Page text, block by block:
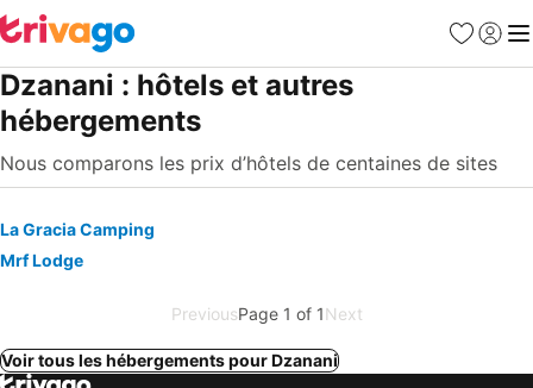
Favoris
Se
Dzanani : hôtels et autres
hébergements
Nous comparons les prix d’hôtels de centaines de sites
La Gracia Camping
Mrf Lodge
PreviousPage 1 of 1Next
Voir tous les hébergements pour Dzanani